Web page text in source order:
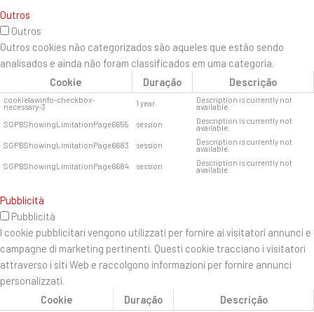
Outros
Outros
Outros cookies não categorizados são aqueles que estão sendo
analisados ​​e ainda não foram classificados em uma categoria.
Cookie
Duração Descrição
cookielawinfo-checkbox-
necessary-3 1 year Description is currently not
available.
SGPBShowingLimitationPage6655
session Description is currently not
available.
SGPBShowingLimitationPage6683
session Description is currently not
available.
SGPBShowingLimitationPage6684
session Description is currently not
available.
Pubblicità
Pubblicità
I cookie pubblicitari vengono utilizzati per fornire ai visitatori annunci e
campagne di marketing pertinenti. Questi cookie tracciano i visitatori
attraverso i siti Web e raccolgono informazioni per fornire annunci
personalizzati.
Cookie
Duração Descrição